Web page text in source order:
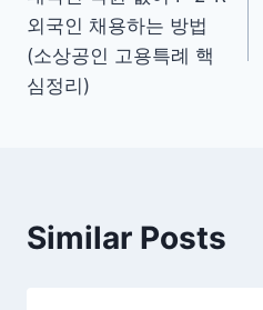
탐
색
외국인 채용하는 방법
(소상공인 고용특례 핵
심정리)
Similar Posts